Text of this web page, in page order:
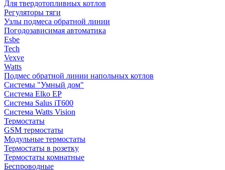
Для твердотопливных котлов
Регуляторы тяги
Узлы подмеса обратной линии
Погодозависимая автоматика
Esbe
Tech
Vexve
Watts
Подмес обратной линии напольных котлов
Системы "Умный дом"
Система Elko EP
Система Salus iT600
Система Watts Vision
Термостаты
GSM термостаты
Модульные термостаты
Термостаты в розетку
Термостаты комнатные
Беспроводные